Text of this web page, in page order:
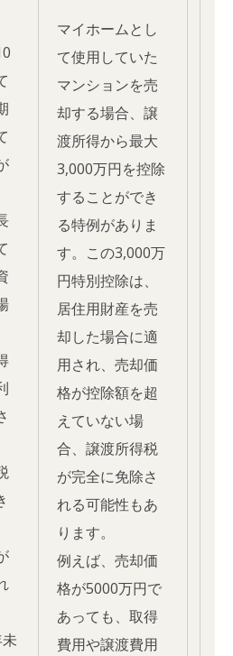
マイホームとし
て使用していた
マンションを売
却する場合、譲
渡所得から最大
3,000万円を控除
することができ
る特例がありま
す。この3,000万
円特別控除は、
居住用財産を売
却した場合に適
用され、売却価
格が控除額を超
えていない場
合、譲渡所得税
が完全に免除さ
れる可能性もあ
ります。
例えば、売却価
格が5000万円で
あっても、取得
費用や譲渡費用